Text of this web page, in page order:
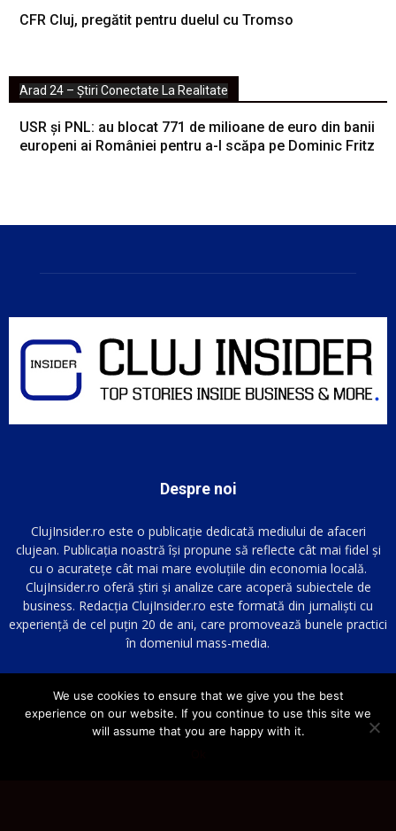
CFR Cluj, pregătit pentru duelul cu Tromso
Arad 24 – Știri Conectate La Realitate
USR și PNL: au blocat 771 de milioane de euro din banii
europeni ai României pentru a-l scăpa pe Dominic Fritz
Despre noi
ClujInsider.ro este o publicație dedicată mediului de afaceri
clujean. Publicația noastră își propune să reflecte cât mai fidel și
cu o acuratețe cât mai mare evoluțiile din economia locală.
ClujInsider.ro oferă știri și analize care acoperă subiectele de
business. Redacția ClujInsider.ro este formată din jurnaliști cu
experiență de cel puțin 20 de ani, care promovează bunele practici
în domeniul mass-media.
URMARESTE-NE PE
We use cookies to ensure that we give you the best
experience on our website. If you continue to use this site we
will assume that you are happy with it.